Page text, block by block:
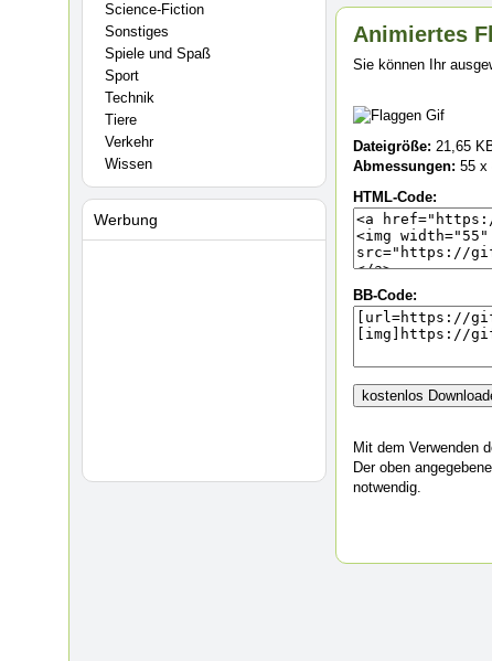
Science-Fiction
Sonstiges
Spiele und Spaß
Sport
Technik
Tiere
Verkehr
Wissen
Werbung
Animiertes
Sie können Ihr
Dateigröße: 21,65
Abmessungen: 55 x
HTML-Code:
BB-Code:
Mit dem Verwenden
Der oben
notwendig.